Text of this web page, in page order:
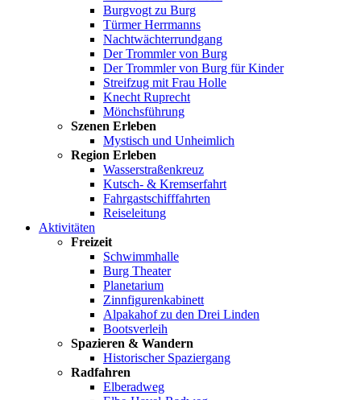
Burgvogt zu Burg
Türmer Herrmanns
Nachtwächterrundgang
Der Trommler von Burg
Der Trommler von Burg für Kinder
Streifzug mit Frau Holle
Knecht Ruprecht
Mönchsführung
Szenen Erleben
Mystisch und Unheimlich
Region Erleben
Wasserstraßenkreuz
Kutsch- & Kremserfahrt
Fahrgastschifffahrten
Reiseleitung
Aktivitäten
Freizeit
Schwimmhalle
Burg Theater
Planetarium
Zinnfigurenkabinett
Alpakahof zu den Drei Linden
Bootsverleih
Spazieren & Wandern
Historischer Spaziergang
Radfahren
Elberadweg